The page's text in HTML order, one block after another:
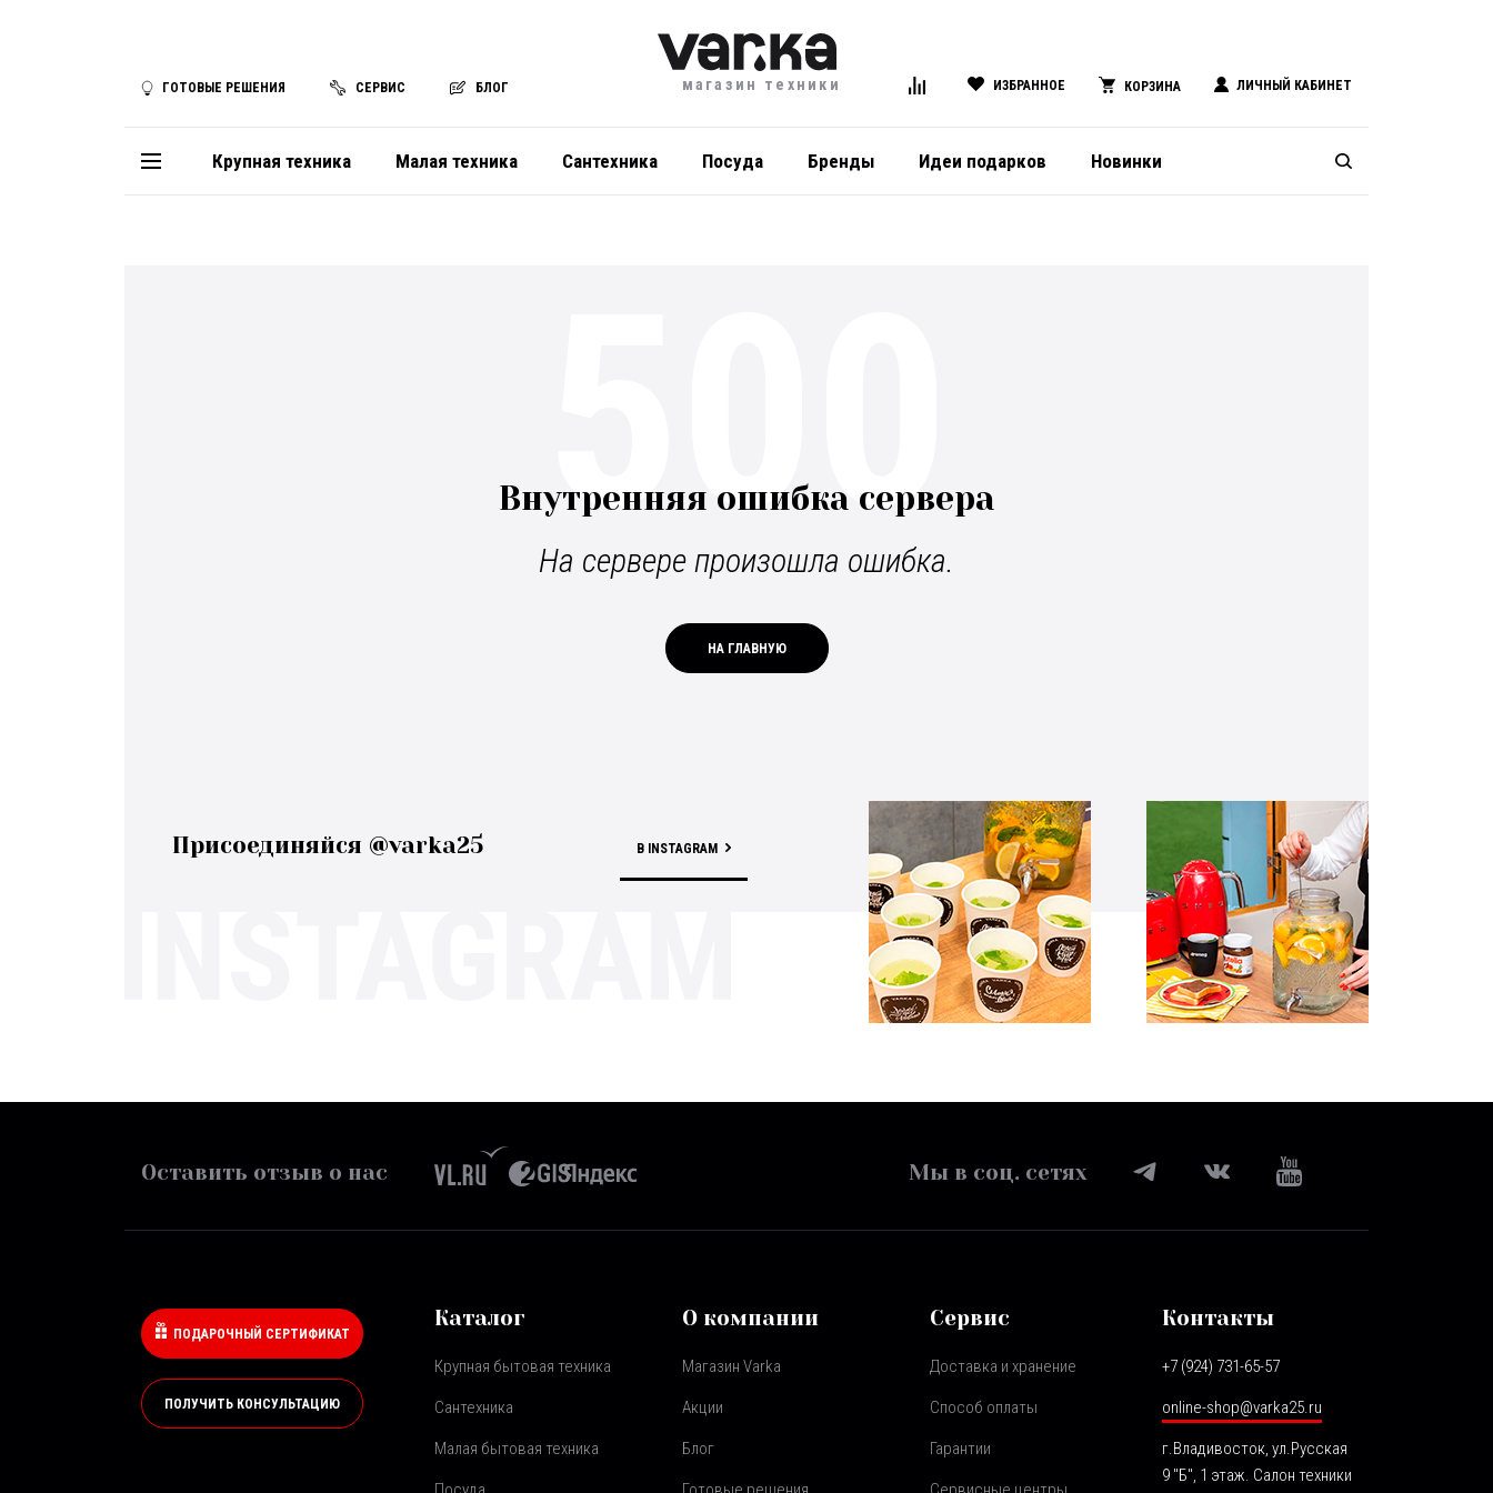
ГОТОВЫЕ РЕШЕНИЯ СЕРВИС БЛОГ магазин техники ИЗБРАННОЕ КОРЗИНА ЛИЧНЫЙ КАБИНЕТ
Крупная техника Малая техника Сантехника Посуда Бренды Идеи подарков Новинки
Внутренняя ошибка сервера
На сервере произошла ошибка.
НА ГЛАВНУЮ
500
Присоединяйся @varka25 В INSTAGRAM
Оставить отзыв о нас Мы в соц. сетях
ПОДАРОЧНЫЙ СЕРТИФИКАТ
ПОЛУЧИТЬ КОНСУЛЬТАЦИЮ
Каталог
Крупная бытовая техника
Сантехника
Малая бытовая техника
О компании
Магазин Varka
Акции
Блог
Сервис
Доставка и хранение
Способ оплаты
Гарантии
Контакты
+7 (924) 731-65-57
online-shop@varka25.ru
г.Владивосток, ул.Русская
9 "Б", 1 этаж. Салон техники